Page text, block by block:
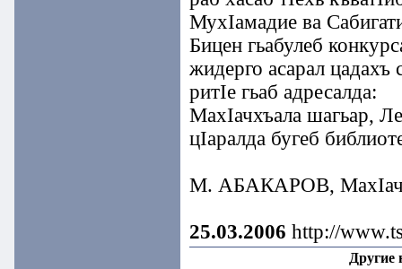
МухIамадие ва
Бицен гьабулеб
жидерго асарал цадахъ
ритIе гьаб адресалда:
МахIачхъала шагьар,
цIаралда бугеб
М. АБАКАРОВ,
25.03.2006 http://
Другие